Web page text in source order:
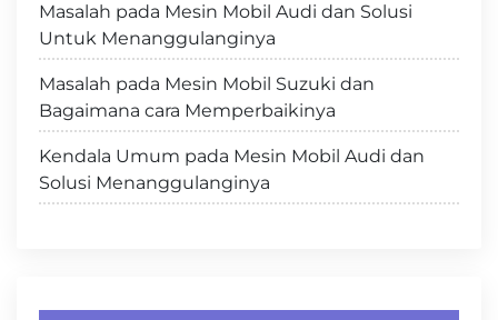
Masalah pada Mesin Mobil Audi dan Solusi
Untuk Menanggulanginya
Masalah pada Mesin Mobil Suzuki dan
Bagaimana cara Memperbaikinya
Kendala Umum pada Mesin Mobil Audi dan
Solusi Menanggulanginya